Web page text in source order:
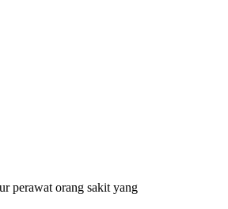
perawat orang sakit yang